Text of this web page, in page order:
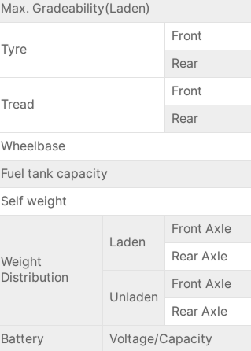
Max. Gradeability(Laden)
Tyre
Front
Rear
Tread
Front
Rear
Wheelbase
Fuel tank capacity
Self weight
Weight
Distribution
Laden
Front Axle
Rear Axle
Unladen
Front Axle
Rear Axle
Battery Voltage/Capacity